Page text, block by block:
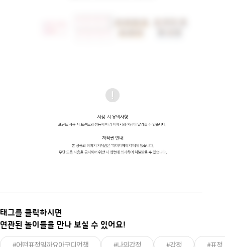
태그를 클릭하시면
연관된 놀이들을 만나 보실 수 있어요!
#어떤표정일까요아코디언책 #나의감정 #감정 #표정